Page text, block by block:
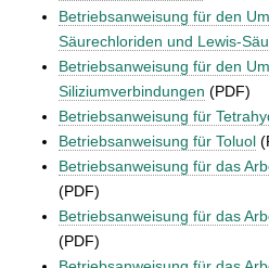
Betriebsanweisung für den
Säurechloriden und Lewis-
Betriebsanweisung für den
Siliziumverbindungen (PDF)
Betriebsanweisung für
Betriebsanweisung für Toluol
Betriebsanweisung für das
(PDF)
Betriebsanweisung für das
(PDF)